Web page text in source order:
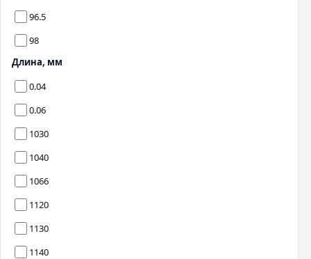
96.5
98
Длина, мм
0.04
0.06
1030
1040
1066
1120
1130
1140